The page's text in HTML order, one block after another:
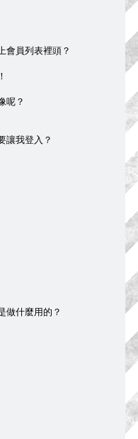
會員列表裡頭？
呢？
讓我登入？
做什麼用的？